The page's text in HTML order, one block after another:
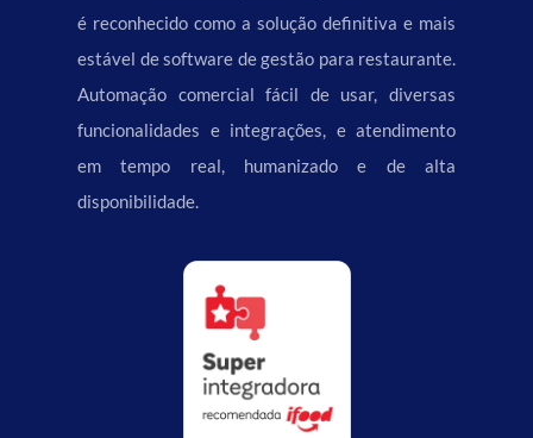
é reconhecido como a solução definitiva e mais
estável de software de gestão para restaurante.
Automação comercial fácil de usar, diversas
funcionalidades e integrações, e atendimento
em tempo real, humanizado e de alta
disponibilidade.